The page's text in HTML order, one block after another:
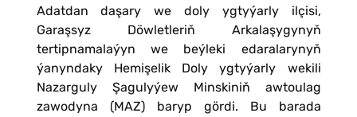
Adatdan daşary we doly ygtyýarly ilçisi,
Garaşsyz Döwletleriň Arkalaşygynyň
tertipnamalaýyn we beýleki edaralarynyň
ýanyndaky Hemişelik Doly ygtyýarly wekili
Nazarguly Şagulyýew Minskiniň awtoulag
zawodyna (MAZ) baryp gördi. Bu barada